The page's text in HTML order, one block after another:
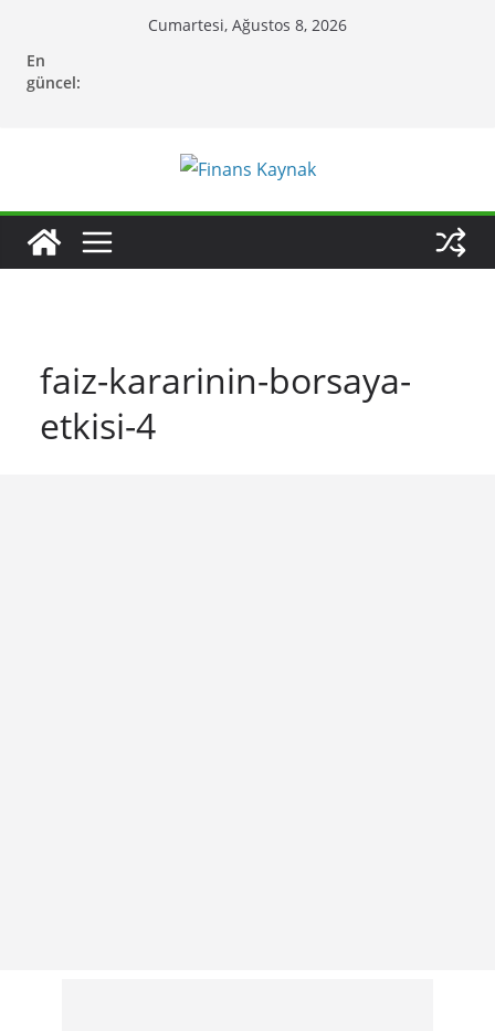
content
Cumartesi, Ağustos 8, 2026
En
güncel:
faiz-kararinin-borsaya-
etkisi-4